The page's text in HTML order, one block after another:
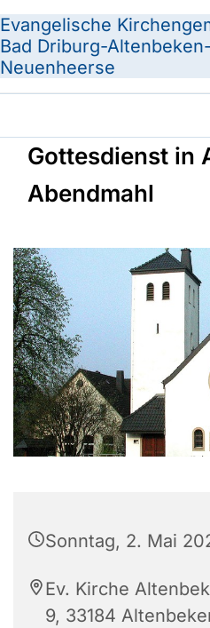
Evangelische
Bad Driburg-Altenbeken-
Neuenheerse
Gottesdienst in
Abendmahl
Sonntag, 2. Mai
Ev. Kirche
9, 33184